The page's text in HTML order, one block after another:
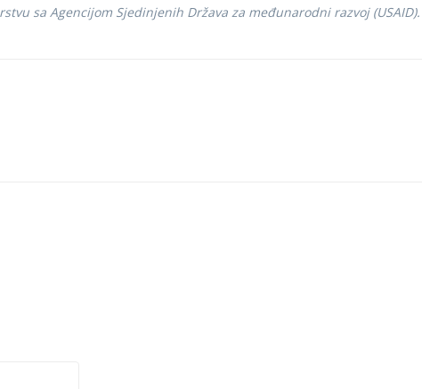
sa Agencijom Sjedinjenih Država za međunarodni razvoj (USAID).